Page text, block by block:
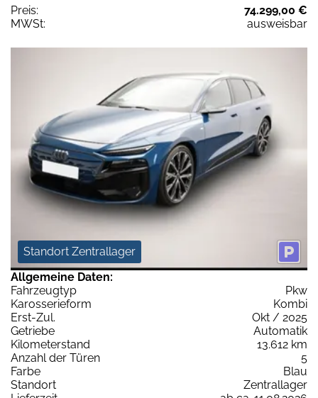
Preis:
74.299,00 €
MWSt:
ausweisbar
Standort Zentrallager
Allgemeine Daten:
Fahrzeugtyp
Pkw
Karosserieform
Kombi
Erst-Zul.
Okt / 2025
Getriebe
Automatik
Kilometerstand
13.612 km
Anzahl der Türen
5
Farbe
Blau
Standort
Zentrallager